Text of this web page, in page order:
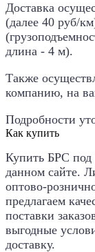
Доставка
(далее 40 руб/
длина - 4 м).
Также
компанию, на
Подробности
Как купить
Купить БРС под
данном сайте.
оптово-
предлагаем
поставки
выгодные
доставку.